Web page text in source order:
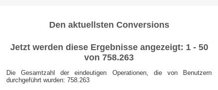
Den aktuellsten Conversions
Jetzt werden diese Ergebnisse angezeigt: 1 - 50
von 758.263
Die Gesamtzahl der eindeutigen Operationen, die von Benutzern
durchgeführt wurden: 758.263